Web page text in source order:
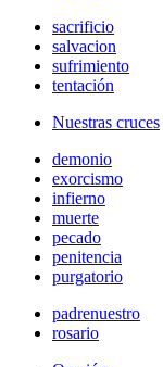
sacrificio
salvacion
sufrimiento
tentación
Nuestras cruces
demonio
exorcismo
infierno
muerte
pecado
penitencia
purgatorio
padrenuestro
rosario